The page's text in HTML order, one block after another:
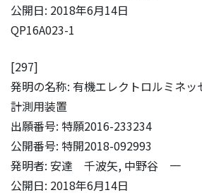
公開日: 2018年6月14日
QP16A023-1
[297]
発明の名称: 有機エレクトロルミネ
計測用装置
出願番号: 特願2016-233234
公開番号: 特開2018-092993
発明者: 安達 千波矢, 中野谷 一
公開日: 2018年6月14日